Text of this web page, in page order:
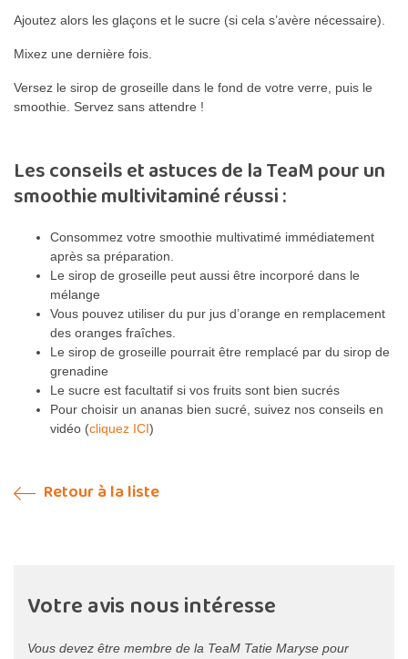
Ajoutez alors les glaçons et le sucre (si cela s’avère nécessaire).
Mixez une dernière fois.
Versez le sirop de groseille dans le fond de votre verre, puis le
smoothie. Servez sans attendre !
Les conseils et astuces de la TeaM pour un
smoothie multivitaminé réussi :
Consommez votre smoothie multivatimé immédiatement
après sa préparation.
Le sirop de groseille peut aussi être incorporé dans le
mélange
Vous pouvez utiliser du pur jus d’orange en remplacement
des oranges fraîches.
Le sirop de groseille pourrait être remplacé par du sirop de
grenadine
Le sucre est facultatif si vos fruits sont bien sucrés
Pour choisir un ananas bien sucré, suivez nos conseils en
vidéo (cliquez ICI)
Retour à la liste
Votre avis nous intéresse
Vous devez être membre de la TeaM Tatie Maryse pour